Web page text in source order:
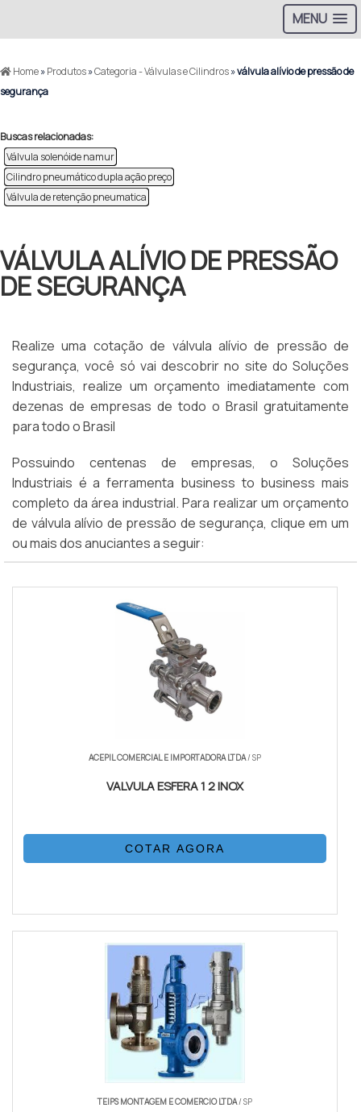
MENU
Home»Produtos»Categoria - Válvulas e Cilindros»válvula alívio de pressão de
segurança
Buscas relacionadas:
Válvula solenóide namur
Cilindro pneumático dupla ação preço
Válvula de retenção pneumatica
VÁLVULA ALÍVIO DE PRESSÃO
DE SEGURANÇA
Realize uma cotação de válvula alívio de pressão de
segurança, você só vai descobrir no site do Soluções
Industriais, realize um orçamento imediatamente com
dezenas de empresas de todo o Brasil gratuitamente
para todo o Brasil
Possuindo centenas de empresas, o Soluções
Industriais é a ferramenta business to business mais
completo da área industrial. Para realizar um orçamento
de válvula alívio de pressão de segurança, clique em um
ou mais dos anuciantes a seguir:
ACEPIL COMERCIAL E IMPORTADORA LTDA/ SP
VALVULA ESFERA 1 2 INOX
COTAR AGORA
TEIPS MONTAGEM E COMERCIO LTDA/ SP